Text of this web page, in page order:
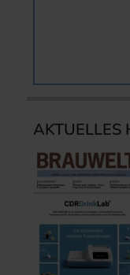
AKTUELLES